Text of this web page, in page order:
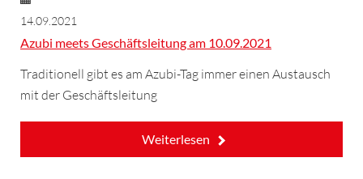
14.09.2021
Azubi meets Geschäftsleitung am 10.09.2021
Traditionell gibt es am Azubi-Tag immer einen Austausch
mit der Geschäftsleitung
Weiterlesen